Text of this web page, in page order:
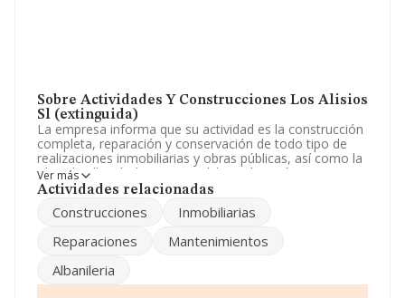
Sobre Actividades Y Construcciones Los Alisios
Sl (extinguida)
La empresa informa que su actividad es la construcción
completa, reparación y conservación de todo tipo de
realizaciones inmobiliarias y obras públicas, así como la
obra de albanilería en general. la explotación por si o
mediante cesion a terceros de apartame. La empresa
'%cnae%' con código 6811. La empresa no tiene
teléfono es 928708422 y la dirección de correo es
matr@idecnet.com.
Ver más
Actividades relacionadas
Construcciones
Inmobiliarias
Reparaciones
Mantenimientos
Albanileria